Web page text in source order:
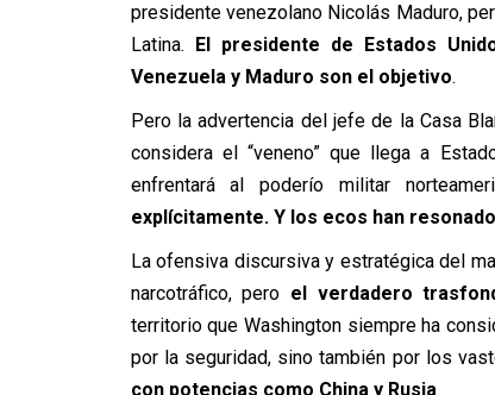
presidente venezolano Nicolás Maduro,
Latina. El presidente de Estados
Venezuela y Maduro son el objetivo.
Pero la advertencia del jefe de la Casa
considera el “veneno” que llega a
enfrentará al poderío militar
explícitamente. Y los ecos han
La ofensiva discursiva y estratégica del
narcotráfico, pero el verdadero
territorio que Washington siempre ha
por la seguridad, sino también por los
con potencias como China y Rusia.